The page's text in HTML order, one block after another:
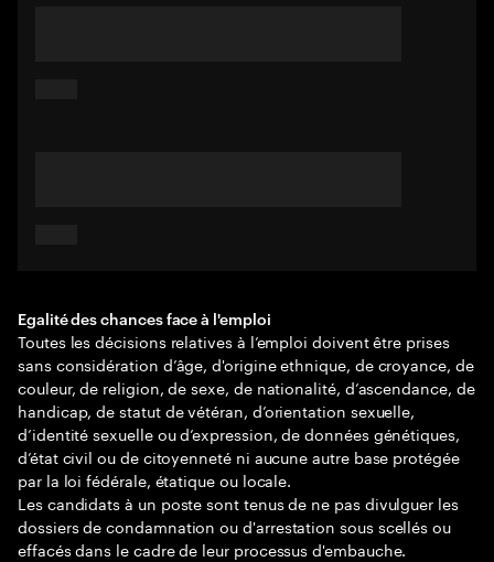
Egalité des chances face à l'emploi
Toutes les décisions relatives à l’emploi doivent être prises
sans considération d’âge, d'origine ethnique, de croyance, de
couleur, de religion, de sexe, de nationalité, d’ascendance, de
handicap, de statut de vétéran, d’orientation sexuelle,
d’identité sexuelle ou d’expression, de données génétiques,
d’état civil ou de citoyenneté ni aucune autre base protégée
par la loi fédérale, étatique ou locale.
Les candidats à un poste sont tenus de ne pas divulguer les
dossiers de condamnation ou d'arrestation sous scellés ou
effacés dans le cadre de leur processus d'embauche.